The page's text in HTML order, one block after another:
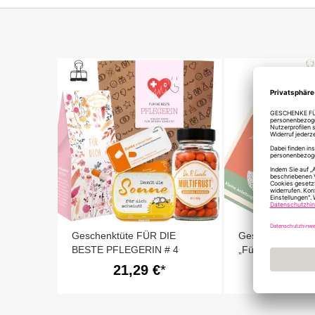
Geschenktüte FÜR DIE
BESTE PFLEGERIN # 4
21,29 €
Geschenktüte
„Für die beste